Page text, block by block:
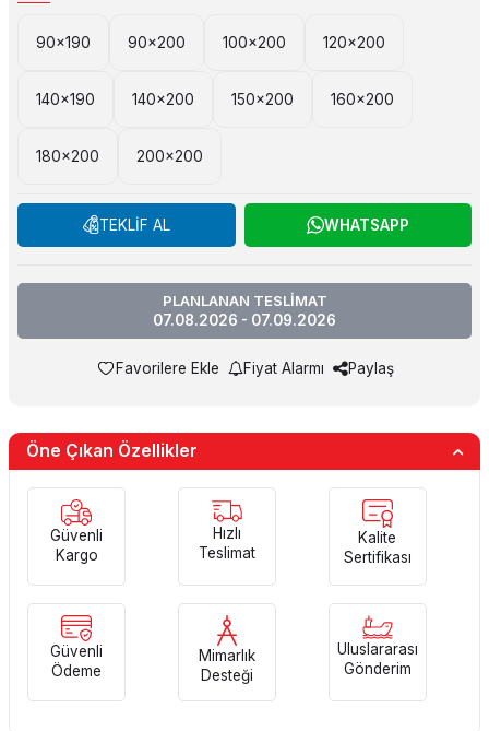
90x190 90x200 100x200 120x200
140x190 140x200 150x200 160x200
180x200 200x200
TEKLİF AL WHATSAPP
PLANLANAN TESLİMAT
07.08.2026 - 07.09.2026
Favorilere Ekle Fiyat Alarmı Paylaş
Öne Çıkan Özellikler
Güvenli
Kargo
Hızlı
Teslimat
Kalite
Sertifikası
Güvenli
Ödeme
Mimarlık
Desteği
Uluslararası
Gönderim